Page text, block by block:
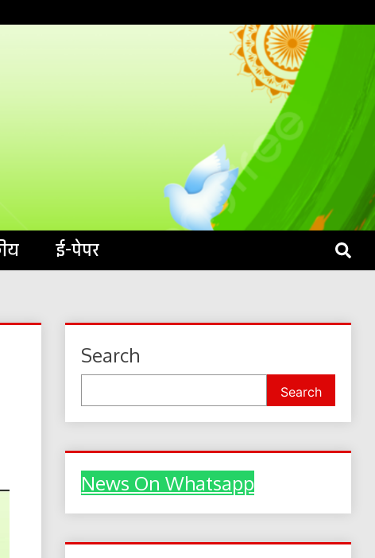
LIVE
ई-पेपर
Search
Search
News On Whatsapp